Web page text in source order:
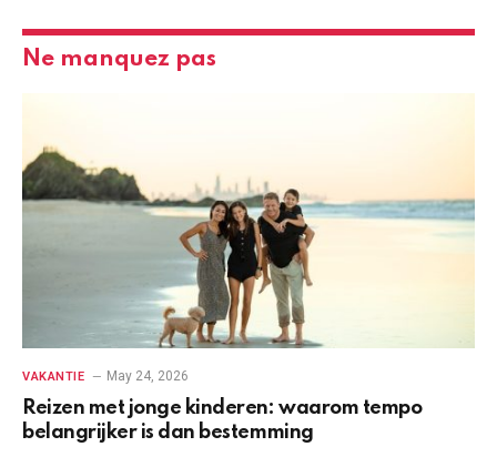
Ne manquez pas
VAKANTIE May 24, 2026
Reizen met jonge kinderen: waarom tempo
belangrijker is dan bestemming